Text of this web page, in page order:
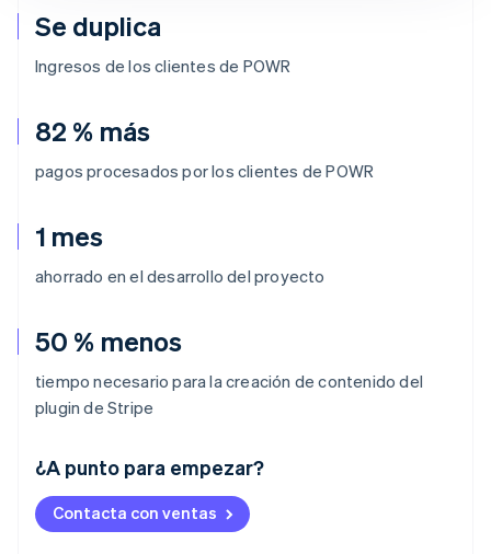
Se duplica
Ingresos de los clientes de POWR
82 % más
pagos procesados por los clientes de POWR
1 mes
ahorrado en el desarrollo del proyecto
50 % menos
tiempo necesario para la creación de contenido del
plugin de Stripe
¿A punto para empezar?
Contacta con ventas
Alemania
Deutsch English
Australia
English